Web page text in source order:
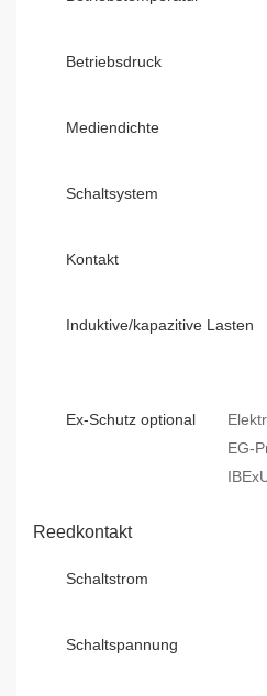
Betriebsdruck
Mediendichte
Schaltsystem
Kontakt
Induktive/kapazitive Lasten
Ex-Schutz optional
EG-
Reedkontakt
Schaltstrom
Schaltspannung